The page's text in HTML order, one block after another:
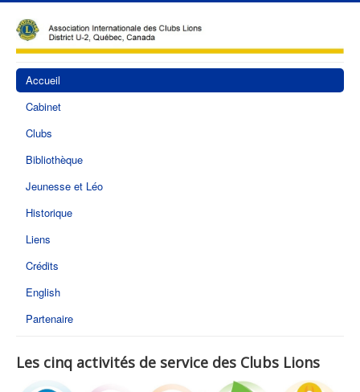
Accueil
Cabinet
Clubs
Bibliothèque
Jeunesse et Léo
Historique
Liens
Crédits
English
Partenaire
Les cinq activités de service des Clubs Lions